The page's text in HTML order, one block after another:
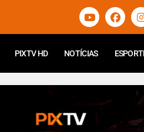
PIXTV HD NOTÍCIAS